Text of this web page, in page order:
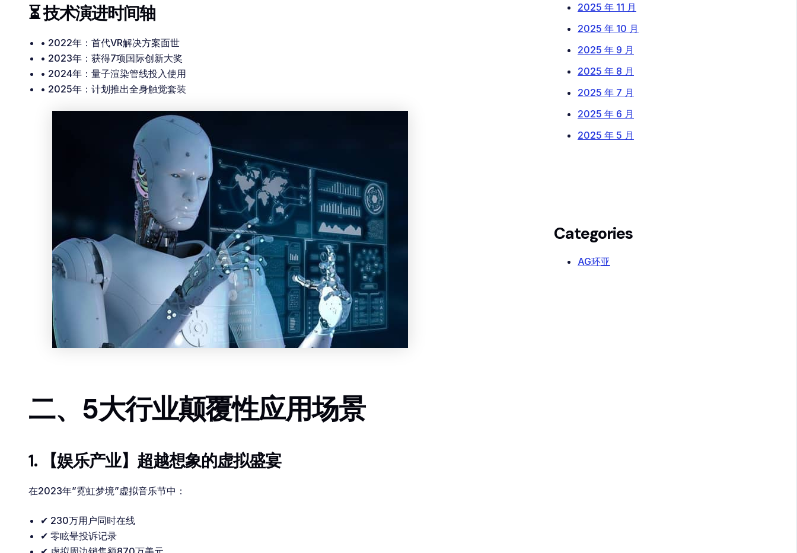
⏳ 技术演进时间轴
• 2022年：首代VR解决方案面世
• 2023年：获得7项国际创新大奖
• 2024年：量子渲染管线投入使用
• 2025年：计划推出全身触觉套装
二、5大行业颠覆性应用场景
1. 【娱乐产业】超越想象的虚拟盛宴
在2023年”霓虹梦境”虚拟音乐节中：
✔ 230万用户同时在线
✔ 零眩晕投诉记录
2025 年 11 月
2025 年 10 月
2025 年 9 月
2025 年 8 月
2025 年 7 月
2025 年 6 月
2025 年 5 月
Categories
AG环亚